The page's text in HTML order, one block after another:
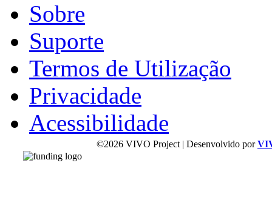
Sobre
Suporte
Termos de Utilização
Privacidade
Acessibilidade
©2026 VIVO Project | Desenvolvido por